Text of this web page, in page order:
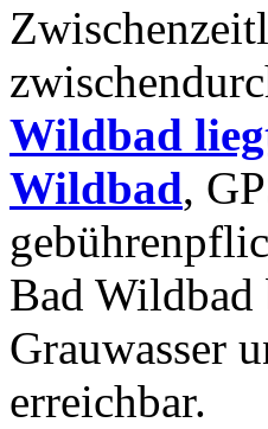
Wildbad
Wildbad,
Bad Wildbad
Grauwasser
erreichbar.